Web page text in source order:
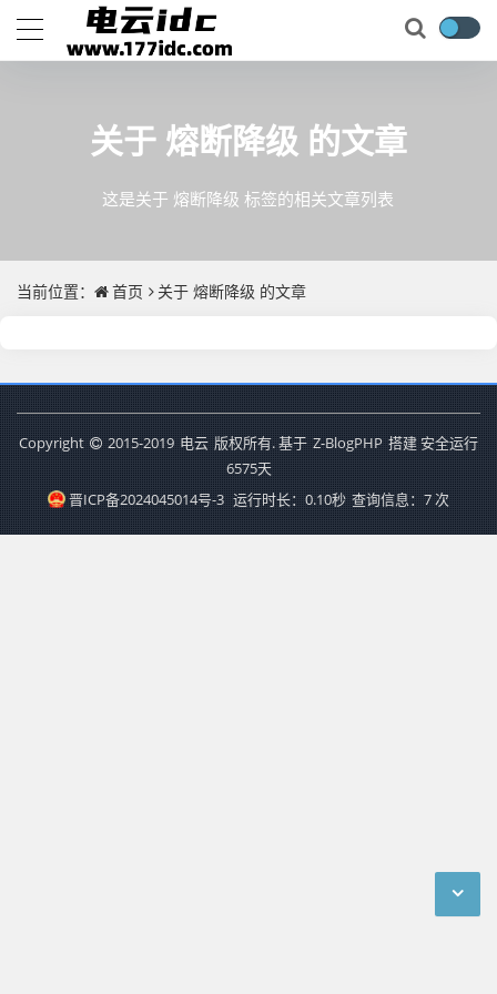
关于 熔断降级 的文章
这是关于 熔断降级 标签的相关文章列表
当前位置： 首页 关于 熔断降级 的文章
Copyright 2015-2019 电云 版权所有. 基于 Z-BlogPHP 搭建 安全运行
6575天
晋ICP备2024045014号-3 运行时长：0.10秒 查询信息：7 次